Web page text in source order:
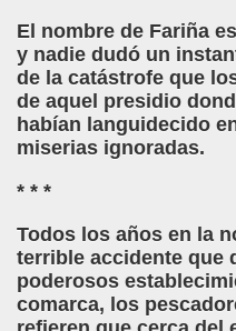
El nombre de Fariña
y nadie dudó un
de la catástrofe que
de aquel presidio
habían languidecido
miserias ignoradas.
* * *
Todos los años en la
terrible accidente que
poderosos
comarca, los